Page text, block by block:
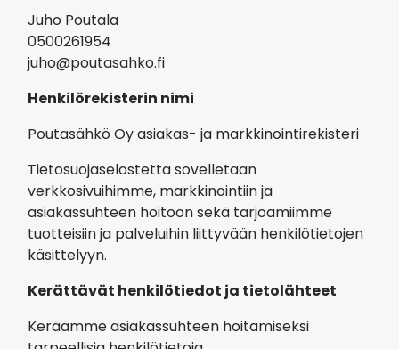
Juho Poutala
0500261954
juho@poutasahko.fi
Henkilörekisterin nimi
Poutasähkö Oyasiakas- ja markkinointirekisteri
Tietosuojaselostetta sovelletaan
verkkosivuihimme, markkinointiin ja
asiakassuhteen hoitoon sekä tarjoamiimme
tuotteisiin ja palveluihin liittyvään henkilötietojen
käsittelyyn.
Kerättävät henkilötiedot ja tietolähteet
Keräämme asiakassuhteen hoitamiseksi